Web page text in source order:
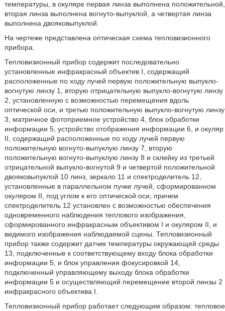
температуры, в окуляре первая линза выполнена положительной,
вторая линза выполнена вогнуто-выпуклой, а четвертая линза
выполнена двояковыпуклой.
На чертеже представлена оптическая схема тепловизионного
прибора.
Тепловизионный прибор содержит последовательно
установленные инфракрасный объектив I, содержащий
расположенные по ходу лучей первую положительную выпукло-
вогнутую линзу 1, вторую отрицательную выпукло-вогнутую линзу
2, установленную с возможностью перемещения вдоль
оптической оси, и третью положительную выпукло-вогнутую линзу
3, матричное фотоприемное устройство 4, блок обработки
информации 5, устройство отображения информации 6, и окуляр
II, содержащий расположенные по ходу лучей первую
положительную вогнуто-выпуклую линзу 7, вторую
положительную вогнуто-выпуклую линзу 8 и склейку из третьей
отрицательной выпукло-вогнутой 9 и четвертой положительной
двояковыпуклой 10 линз, зеркало 11 и спектроделитель 12,
установленные в параллельном пучке лучей, сформированном
окуляром II, под углом к его оптической оси, причем
спектроделитель 12 установлен с возможностью обеспечения
одновременного наблюдения теплового изображения,
сформированного инфракрасным объективом I и окуляром II, и
видимого изображения наблюдаемой сцены. Тепловизионный
прибор также содержит датчик температуры окружающей среды
13, подключенные к соответствующему входу блока обработки
информации 5, и блок управления фокусировкой 14,
подключенный управляющему выходу блока обработки
информации 5 и осуществляющий перемещение второй линзы 2
инфракрасного объектива I.
Тепловизионный прибор работает следующим образом: тепловое